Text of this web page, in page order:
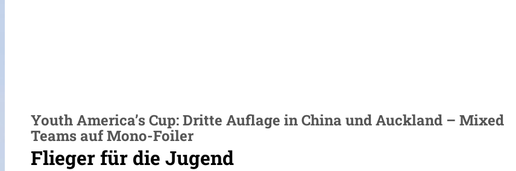
Youth America’s Cup: Dritte Auflage in China und Auckland – Mixed
Teams auf Mono-Foiler
Flieger für die Jugend